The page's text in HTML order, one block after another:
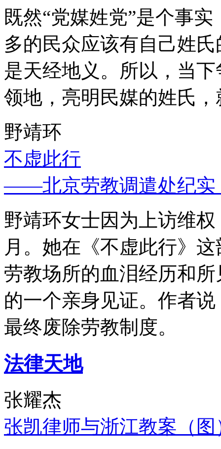
既然“党媒姓党”是个事
多的民众应该有自己姓
是天经地义。所以，当
领地，亮明民媒的姓氏
野靖环
不虚此行
——北京劳教调遣处纪实
野靖环女士因为上访维
月。她在《不虚此行》
劳教场所的血泪经历和
的一个亲身见证。作者
最终废除劳教制度。
法律天地
张耀杰
张凯律师与浙江教案（图